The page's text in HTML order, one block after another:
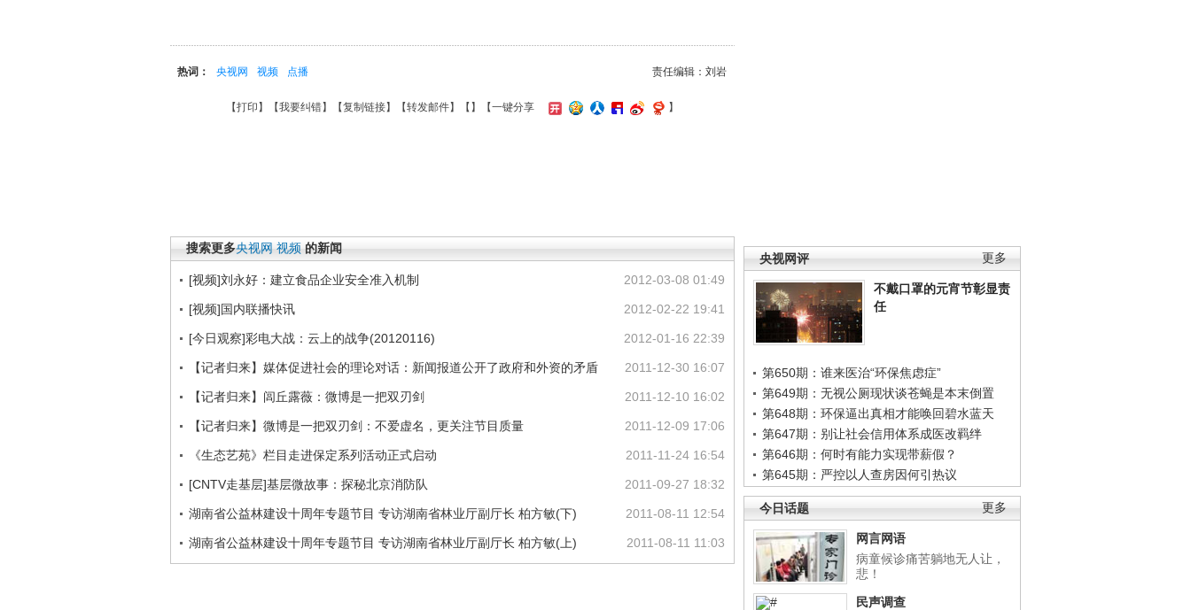
更多
央视网评
不戴口罩的元宵节彰显责
任
第650期：谁来医治“环保焦虑症”
第649期：无视公厕现状谈苍蝇是本末倒置
第648期：环保逼出真相才能唤回碧水蓝天
第647期：别让社会信用体系成医改羁绊
第646期：何时有能力实现带薪假？
第645期：严控以人查房因何引热议
更多
今日话题
网言网语
病童候诊痛苦躺地无人让，
悲！
民声调查
责任编辑：刘岩
热词： 央视网 视频 点播
【打印 】【我要纠错】【复制链接】【转发邮件】【 】 【一键分享 】
搜索更多央视网 视频 的新闻
2012-03-08 01:49
[视频]刘永好：建立食品企业安全准入机制
2012-02-22 19:41
[视频]国内联播快讯
2012-01-16 22:39
[今日观察]彩电大战：云上的战争(20120116)
2011-12-30 16:07
【记者归来】媒体促进社会的理论对话：新闻报道公开了政府和外资的矛盾
2011-12-10 16:02
【记者归来】闾丘露薇：微博是一把双刃剑
2011-12-09 17:06
【记者归来】微博是一把双刃剑：不爱虚名，更关注节目质量
2011-11-24 16:54
《生态艺苑》栏目走进保定系列活动正式启动
2011-09-27 18:32
[CNTV走基层]基层微故事：探秘北京消防队
2011-08-11 12:54
湖南省公益林建设十周年专题节目 专访湖南省林业厅副厅长 柏方敏(下)
2011-08-11 11:03
湖南省公益林建设十周年专题节目 专访湖南省林业厅副厅长 柏方敏(上)